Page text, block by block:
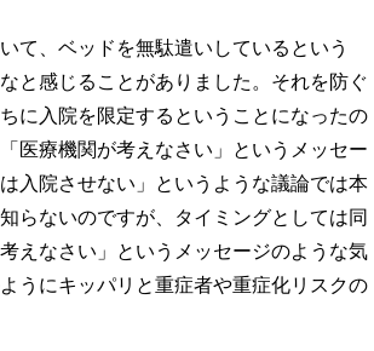
て、ベッドを無駄遣いしているという
と感じることがありました。それを防ぐ
に入院を限定するということになったの
医療機関が考えなさい」というメッセー
入院させない」というような議論では本
らないのですが、タイミングとしては同
えなさい」というメッセージのような気
うにキッパリと重症者や重症化リスクの